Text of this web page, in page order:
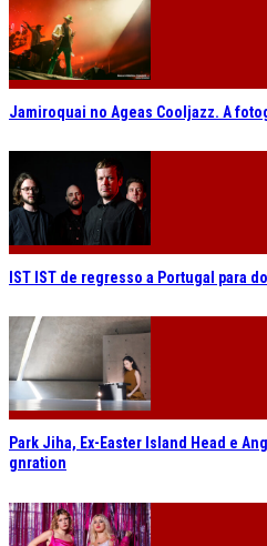
Jamiroquai no Ageas Cooljazz. A
IST IST de regresso a Portugal para
Park Jiha, Ex-Easter Island Head e
gnration